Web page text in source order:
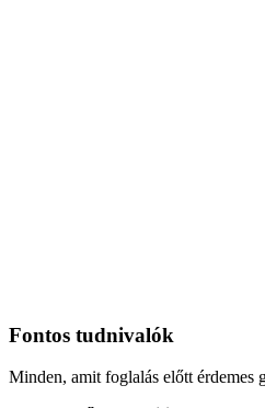
Fontos tudnivalók
Minden, amit foglalás előtt érdemes